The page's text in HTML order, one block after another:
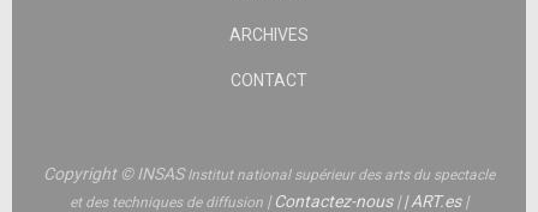
ARCHIVES
CONTACT
Copyright © INSASInstitut national supérieur des arts du spectacle
et des techniques de diffusion |Contactez-nous||ART.es|